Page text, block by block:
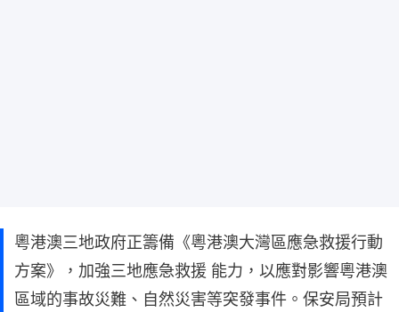
粵港澳三地政府正籌備《粵港澳大灣區應急救援行動
方案》，加強三地應急救援 能力，以應對影響粵港澳
區域的事故災難、自然災害等突發事件。保安局預計